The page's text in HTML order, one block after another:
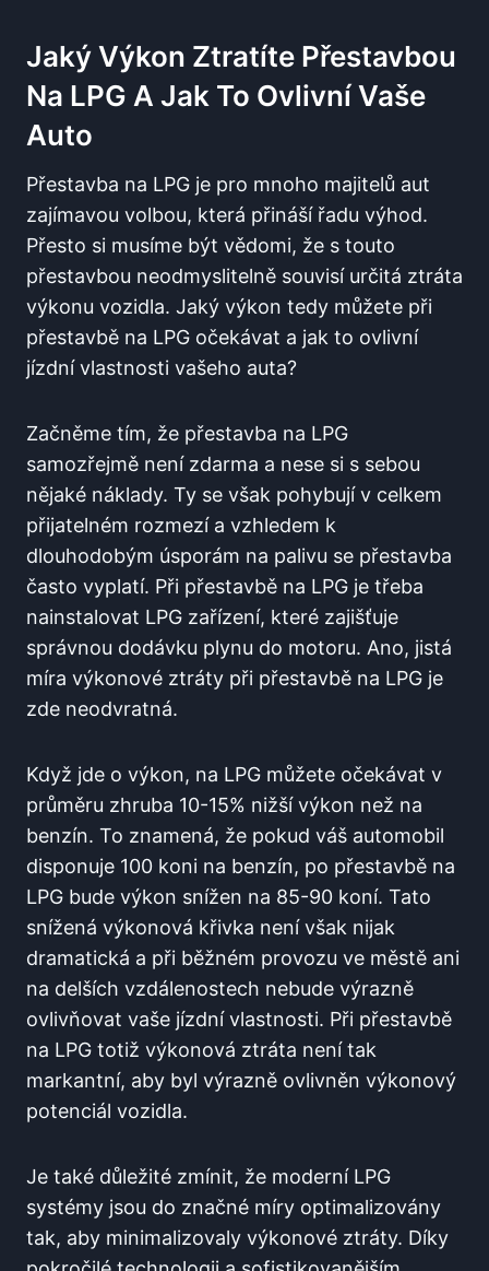
Jaký⁤ Výkon Ztratíte​ Přestavbou⁣
Na LPG A‌ Jak To Ovlivní Vaše
‍auto
Přestavba na⁣ LPG​ je pro mnoho⁤ majitelů aut
zajímavou volbou, která ‍přináší řadu ‍výhod.
Přesto ​si musíme být vědomi, že s touto
‌přestavbou neodmyslitelně ⁢souvisí určitá⁢ ztráta
výkonu vozidla. Jaký výkon tedy můžete při
přestavbě na LPG očekávat a jak to ovlivní
jízdní vlastnosti vašeho auta?
Začněme ‌tím, že přestavba na LPG
samozřejmě ‍není​ zdarma a ⁣nese ⁢si s ⁢sebou
nějaké náklady. ⁢Ty ‌se však pohybují v ‍celkem⁢
přijatelném rozmezí a⁢ vzhledem k
dlouhodobým‍ úsporám na ⁣palivu se přestavba
často vyplatí. Při přestavbě ‍na LPG je třeba
nainstalovat​ LPG zařízení, ‍které⁤ zajišťuje
⁤správnou dodávku plynu do motoru. Ano,‌ jistá
míra výkonové ztráty při⁤ přestavbě na‍ LPG​ je​
zde neodvratná.
Když jde o výkon, na LPG můžete ⁤očekávat⁣ v
průměru⁤ zhruba ⁢10-15% nižší ⁤výkon než⁢ na
‌benzín. To znamená, že pokud váš automobil
‌disponuje 100 koni na benzín, po přestavbě na
LPG bude⁢ výkon⁢ snížen ⁢na 85-90 koní. Tato
snížená výkonová křivka není však⁣ nijak
dramatická‍ a při běžném provozu ve městě ani​
na delších vzdálenostech nebude výrazně
ovlivňovat⁤ vaše jízdní vlastnosti. Při přestavbě
⁣na LPG totiž výkonová ztráta není tak
markantní, ⁤aby byl výrazně ovlivněn⁣ výkonový
potenciál ‍vozidla.
Je také důležité zmínit, ‍že moderní LPG
systémy jsou do⁢ značné míry optimalizovány‌
tak, ‌aby minimalizovaly⁢ výkonové ztráty. Díky